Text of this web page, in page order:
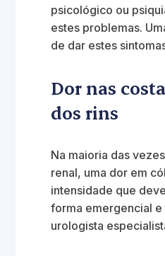
psicológico ou
estes problemas.
de dar estes
Dor nas
dos rins
Na maioria das
renal, uma dor em
intensidade que
forma emergencial e
urologista